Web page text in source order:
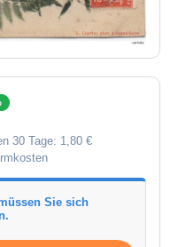
30 Tage: 1,80 €
Sie sich